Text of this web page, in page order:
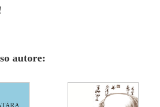
autore: